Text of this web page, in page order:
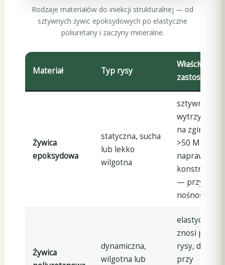
Rodzaje materiałów do iniekcji strukturalnej — od
sztywnych żywic epoksydowych po elastyczne
poliuretany i zaczyny mineralne.
Materiał Typ rysy
Właściwości i
Żywica
epoksydowa
statyczna, sucha
lub lekko
wilgotna
sztywna,
na zginanie
>50 MPa,
naprawa
— przywraca
nośność
Żywica
dynamiczna,
wilgotna lub
elastyczna,
znosi pracę
rysy, dobra
przy